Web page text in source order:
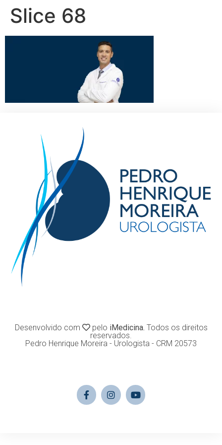
Slice 68
Desenvolvido com pelo iMedicina. Todos os direitos
reservados.
Pedro Henrique Moreira - Urologista - CRM 20573